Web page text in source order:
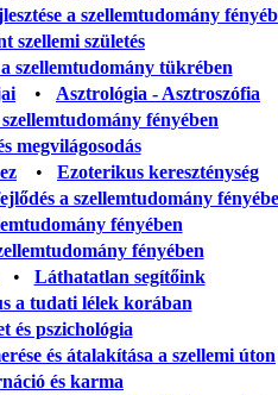
a szellemtudomány
szellemi születés
szellemtudomány tükrében
• Asztrológia - Asztroszófia
fényében
megvilágosodás
• Ezoterikus kereszténység
a szellemtudomány
fényében
fényében
Láthatatlan segítőink
a tudati lélek korában
és pszichológia
és átalakítása a szellemi úton
és karma